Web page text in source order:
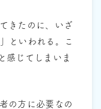
きたのに、いざ
といわれる。こ
感じてしまいま
の方に必要なの